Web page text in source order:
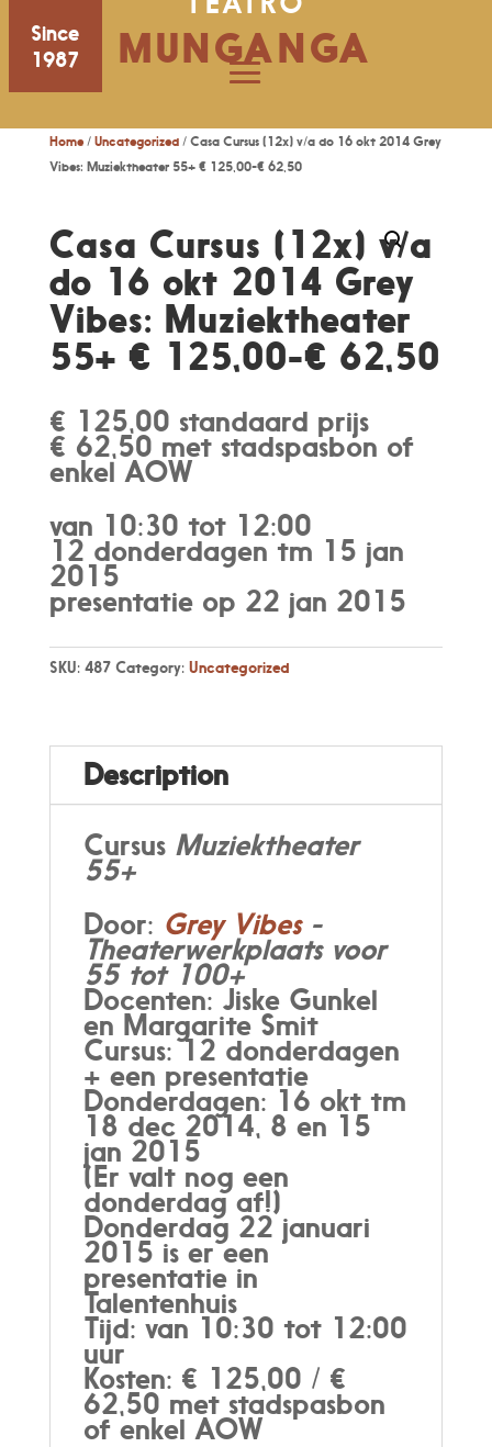
Since
1987
MUNGANGA
Home/ Uncategorized/ Casa Cursus (12x) v/a do 16 okt 2014 Grey
Vibes: Muziektheater 55+ € 125,00-€ 62,50
Casa Cursus (12x) v/a
do 16 okt 2014 Grey
Vibes: Muziektheater
55+ € 125,00-€ 62,50
€ 125,00 standaard prijs
€ 62,50 met stadspasbon of
enkel AOW
van 10:30 tot 12:00
12 donderdagen tm 15 jan
2015
presentatie op 22 jan 2015
SKU: 487 Category: Uncategorized
Description
Cursus Muziektheater
55+
Door: Grey Vibes-
Theaterwerkplaats voor
55 tot 100+
Docenten: Jiske Gunkel
en Margarite Smit
Cursus: 12 donderdagen
+ een presentatie
Donderdagen: 16 okt tm
18 dec 2014, 8 en 15
jan 2015
(Er valt nog een
donderdag af!)
Donderdag 22 januari
2015 is er een
presentatie in
Talentenhuis
Tijd: van 10:30 tot 12:00
uur
Kosten: € 125,00 / €
62,50 met stadspasbon
of enkel AOW